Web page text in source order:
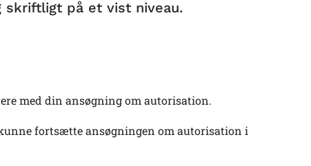
på et vist niveau.
med din ansøgning om autorisation.
fortsætte ansøgningen om autorisation i